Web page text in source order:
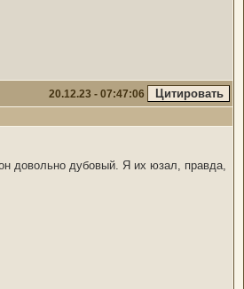
20.12.23 - 07:47:06
довольно дубовый. Я их юзал, правда,